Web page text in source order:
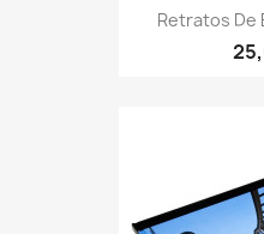
Retratos De